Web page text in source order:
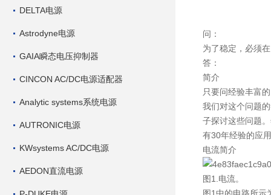
DELTA电源
Astrodyne电源
GAIA瞬态电压抑制器
CINCON AC/DC电源适配器
Analytic systems系统电源
AUTRONIC电源
KWsystems AC/DC电源
AEDON直流电源
问：
为了稳定，必须
答：
简介
只要问经验丰富
我们对这个问题
子探讨这些问题
有30年经验的应
电流简介
图1.电流。